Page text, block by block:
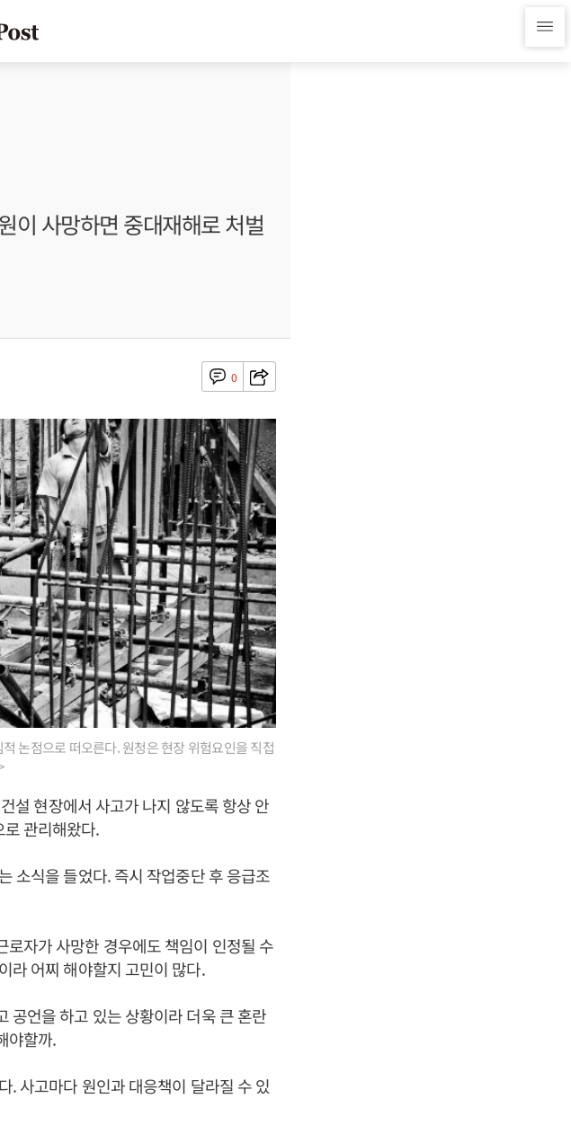
이 사망하면 중대재해로 처벌
0
논점으로 떠오른다. 원청은 현장 위험요인을 직접
설 현장에서 사고가 나지 않도록 항상 안
관리해왔다.
소식을 들었다. 즉시 작업중단 후 응급조
자가 사망한 경우에도 책임이 인정될 수
라 어찌 해야할지 고민이 많다.
공언을 하고 있는 상황이라 더욱 큰 혼란
야할까.
. 사고마다 원인과 대응책이 달라질 수 있